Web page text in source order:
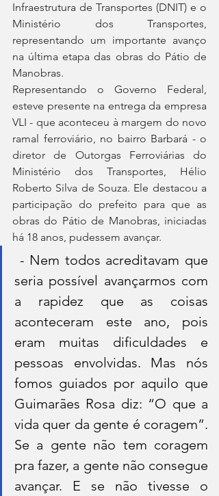
Infraestrutura de Transportes (DNIT) e o
Ministério dos Transportes,
representando um importante avanço
na última etapa das obras do Pátio de
Manobras.
Representando o Governo Federal,
esteve presente na entrega da empresa
VLI - que aconteceu à margem do novo
ramal ferroviário, no bairro Barbará - o
diretor de Outorgas Ferroviárias do
Ministério dos Transportes, Hélio
Roberto Silva de Souza. Ele destacou a
participação do prefeito para que as
obras do Pátio de Manobras, iniciadas
há 18 anos, pudessem avançar.
- Nem todos acreditavam que
seria possível avançarmos com
a rapidez que as coisas
aconteceram este ano, pois
eram muitas dificuldades e
pessoas envolvidas. Mas nós
fomos guiados por aquilo que
Guimarães Rosa diz: “O que a
vida quer da gente é coragem”.
Se a gente não tem coragem
pra fazer, a gente não consegue
avançar. E se não tivesse o